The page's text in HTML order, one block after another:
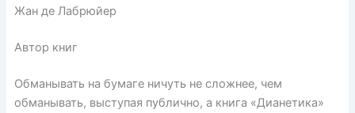
Жан де Лабрюйер
Автор книг
Обманывать на бумаге ничуть не сложнее, чем
обманывать, выступая публично, а книга «Дианетика»